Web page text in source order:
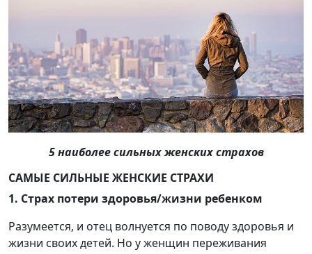
5 наиболее сильных женских страхов
САМЫЕ СИЛЬНЫЕ ЖЕНСКИЕ СТРАХИ
1. Страх потери здоровья/жизни ребенком
Разумеется, и отец волнуется по поводу здоровья и
жизни своих детей. Но у женщин переживания